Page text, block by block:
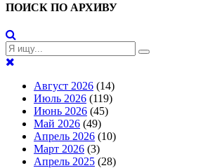
ПОИСК ПО АРХИВУ
Август 2026 (14)
Июль 2026 (119)
Июнь 2026 (45)
Май 2026 (49)
Апрель 2026 (10)
Март 2026 (3)
Апрель 2025 (28)